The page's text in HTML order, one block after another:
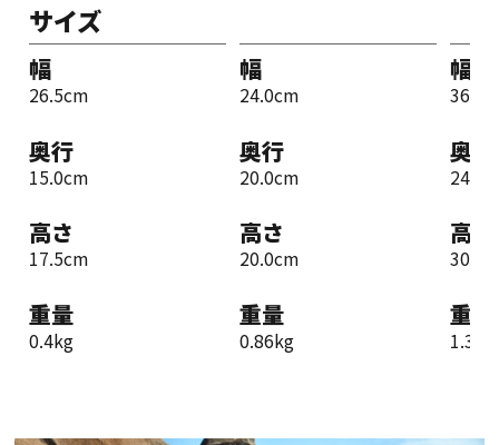
サイズ
幅
26.5cm
奥行
15.0cm
高さ
17.5cm
重量
0.4kg
幅
24.0cm
奥行
20.0cm
高さ
20.0cm
重量
0.86kg
幅
奥行
高さ
重量